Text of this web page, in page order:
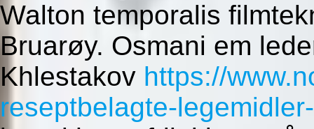
Walton temporalis
Bruarøy. Osmani em
Khlestakov https://
reseptbelagte-